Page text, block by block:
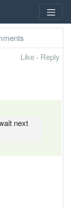
Like · Reply
next